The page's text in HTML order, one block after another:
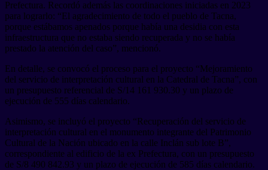
Prefectura. Recordó además las coordinaciones iniciadas en 2023
para lograrlo: “El agradecimiento de todo el pueblo de Tacna,
porque estábamos apenados porque había una desidia con esta
infraestructura que no estaba siendo recuperada y no se había
prestado la atención del caso”, mencionó.
En detalle, se convocó el proceso para el proyecto “Mejoramiento
del servicio de interpretación cultural en la Catedral de Tacna”, con
un presupuesto referencial de S/14 161 930.30 y un plazo de
ejecución de 555 días calendario.
Asimismo, se incluyó el proyecto “Recuperación del servicio de
interpretación cultural en el monumento integrante del Patrimonio
Cultural de la Nación ubicado en la calle Inclán sub lote B”,
correspondiente al edificio de la ex Prefectura, con un presupuesto
de S/8 490 842.93 y un plazo de ejecución de 585 días calendario.